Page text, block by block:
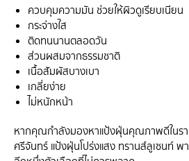
ควบคุมความมัน ช่วยให้ผิวดูเรียบเนียน
กระจ่างใส
ติดทนนานตลอดวัน
ส่วนผสมจากธรรมชาติ
เนื้อสัมผัสบางเบา
เกลี่ยง่าย
ไม่หนักหน้า
หากคุณกำลังมองหาแป้งฝุ่นคุณภาพดีในรา
ศรีจันทร์ แป้งฝุ่นโปร่งแสง ทรานส์ลูเซนท์ พ